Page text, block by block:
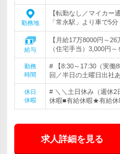
勤務地
【転勤なし／マイカ
「常永駅」より車で5
給与
【月給17万8000円～
（住宅手当）3,000円
勤務
時間
# 【8:30～17:30（実
回／半日の土曜日出社
休日
休暇
# ＼＼土日休み（週休
休暇■有給休暇★有給休
求人詳細を見る